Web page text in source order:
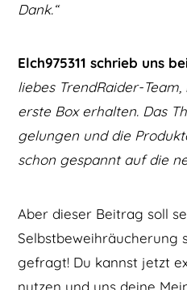
Dank.“
Elch975311 schrieb uns
liebes TrendRaider-
erste Box erhalten. Das
gelungen und die
schon gespannt auf die
Aber dieser Beitrag soll
Selbstbeweihräucherung
gefragt! Du kannst jetzt
nutzen und uns deine